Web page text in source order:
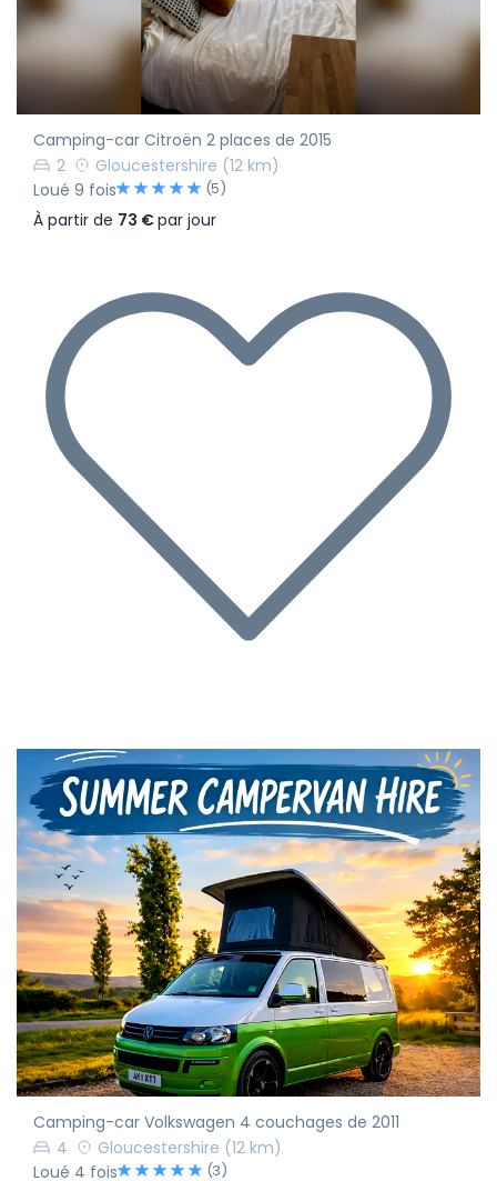
Camping-car Citroën 2 places de 2015
2
Gloucestershire (12 km)
Loué 9 fois
(5)
À partir de 73 €par jour
Camping-car Volkswagen 4 couchages de 2011
4
Gloucestershire (12 km)
Loué 4 fois
(3)